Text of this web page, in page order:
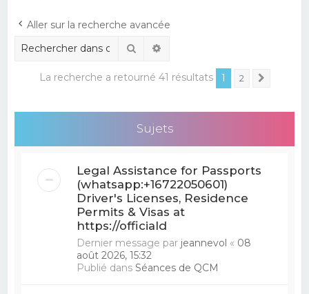
r
Aller sur la recherche avancée
Rechercher
La recherche a retourné 41 résultats 1 2
Sujets
Legal Assistance for Passports
(whatsapp:+16722050601)
Driver's Licenses, Residence
Permits & Visas at
https://officiald
Dernier message par jeannevol « 08
août 2026, 15:32
Publié dansSéances de QCM